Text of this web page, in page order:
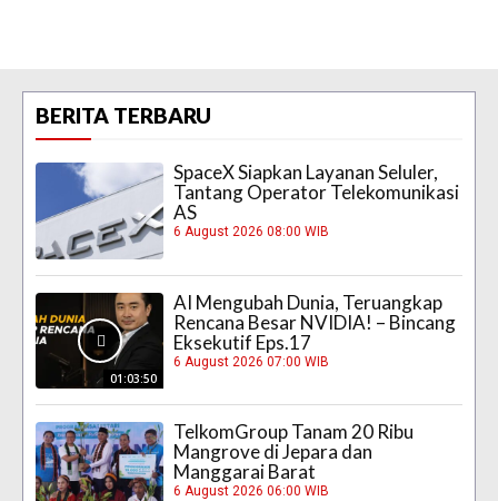
BERITA TERBARU
SpaceX Siapkan Layanan Seluler,
Tantang Operator Telekomunikasi
AS
6 August 2026 08:00 WIB
01:03:50
AI Mengubah Dunia, Teruangkap
Rencana Besar NVIDIA! – Bincang
Eksekutif Eps.17
6 August 2026 07:00 WIB
TelkomGroup Tanam 20 Ribu
Mangrove di Jepara dan
Manggarai Barat
6 August 2026 06:00 WIB